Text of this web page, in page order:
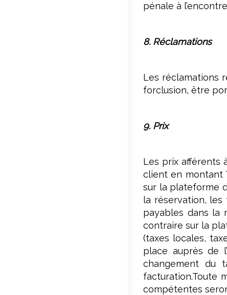
pénale à
8. Réclamations
Les réclamations
forclusion, être
9. Prix
Les prix afférents
client en montant
sur la plateforme
la réservation,
payables dans la
contraire sur la
(taxes locales,
place auprès de
changement du
facturation.Toute
compétentes